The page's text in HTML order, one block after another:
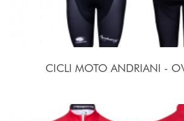
CICLI MOTO ANDRIANI -